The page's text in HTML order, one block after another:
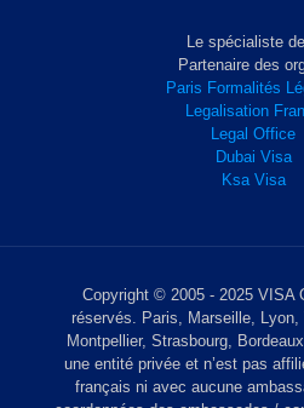
Le spécialiste
Partenaire des
Paris Formalités
Legalisation
Legal Office
Dubai Visa
Ksa Visa
Copyright © 2005 - 2025 VISA
réservés. Paris, Marseille,
Montpellier, Strasbourg,
une entité privée et n’est pas
français ni avec aucune